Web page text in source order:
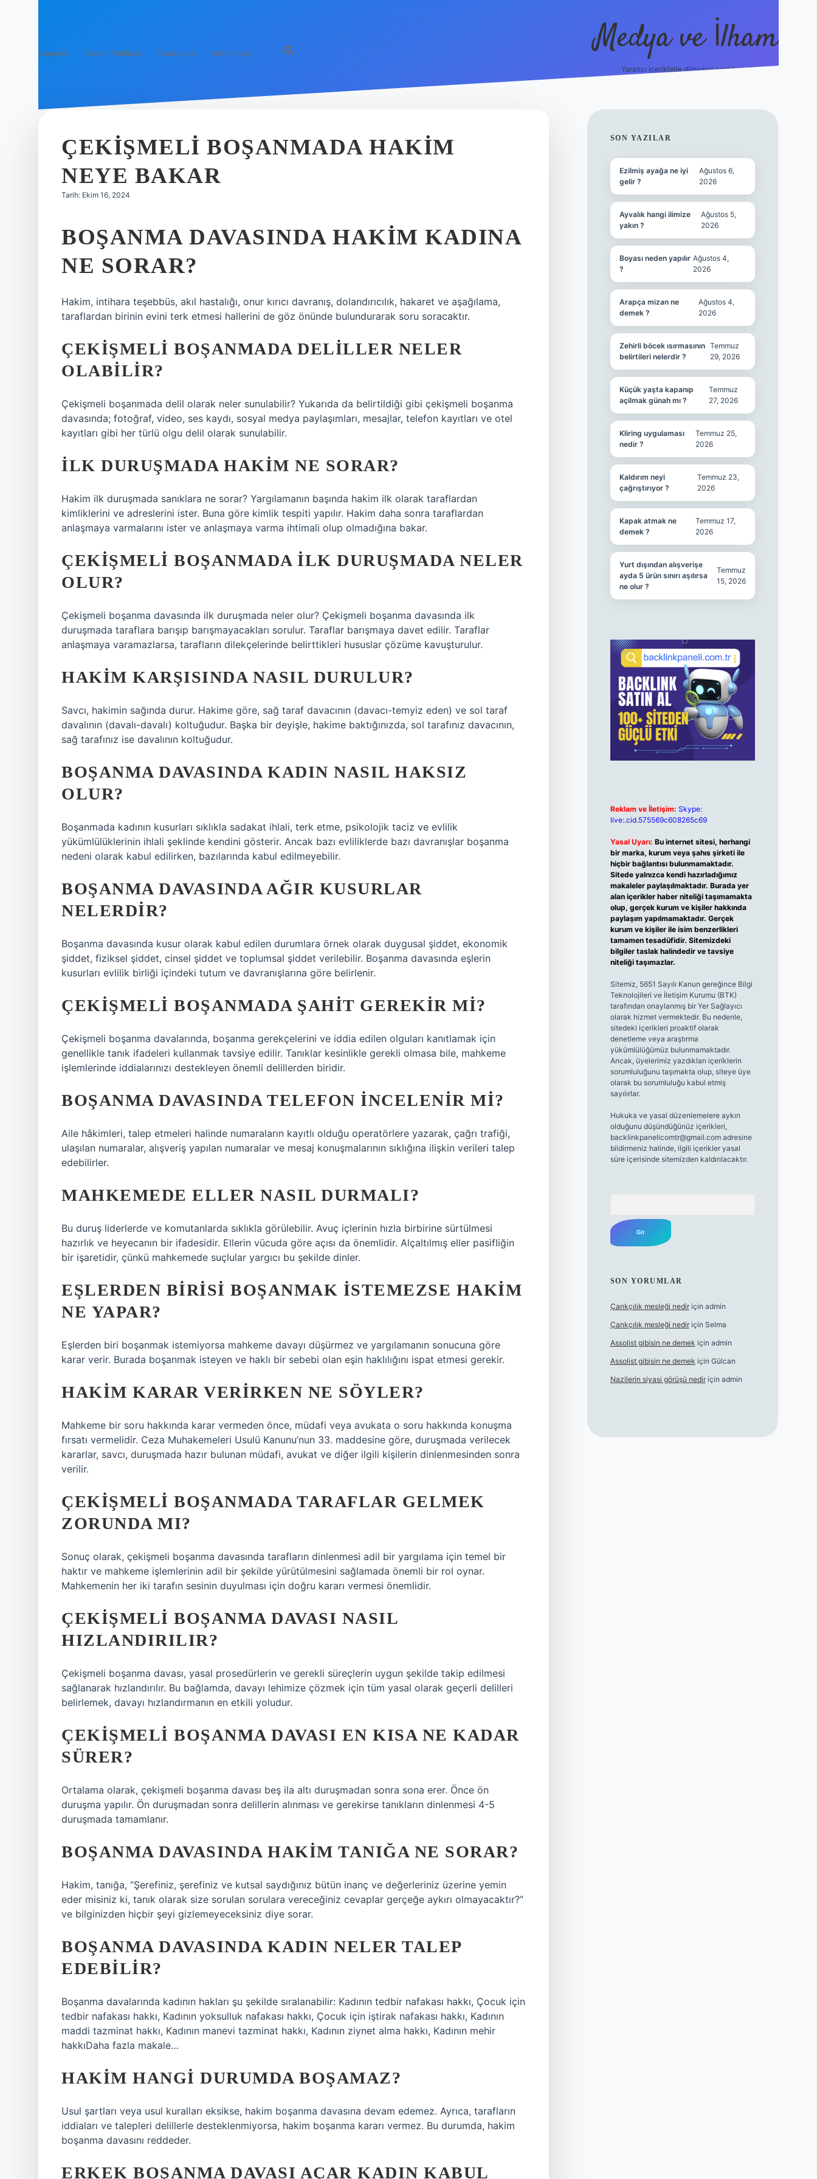
Anasayfa Gizlilik Politikası Yasal Uyarı Hakkımızda Medya ve İlham
Yaratıcı içeriklerle dünyaya yeni bakış!
ÇEKIŞMELI BOŞANMADA HAKIM
NEYE BAKAR
Tarih: Ekim 16, 2024
BOŞANMA DAVASINDA HAKIM KADINA
NE SORAR?
Hakim, intihara teşebbüs, akıl hastalığı, onur kırıcı davranış, dolandırıcılık, hakaret ve aşağılama,
taraflardan birinin evini terk etmesi hallerini de göz önünde bulundurarak soru soracaktır.
ÇEKIŞMELI BOŞANMADA DELILLER NELER
OLABILIR?
Çekişmeli boşanmada delil olarak neler sunulabilir? Yukarıda da belirtildiği gibi çekişmeli boşanma
davasında; fotoğraf, video, ses kaydı, sosyal medya paylaşımları, mesajlar, telefon kayıtları ve otel
kayıtları gibi her türlü olgu delil olarak sunulabilir.
İLK DURUŞMADA HAKIM NE SORAR?
Hakim ilk duruşmada sanıklara ne sorar? Yargılamanın başında hakim ilk olarak taraflardan
kimliklerini ve adreslerini ister. Buna göre kimlik tespiti yapılır. Hakim daha sonra taraflardan
anlaşmaya varmalarını ister ve anlaşmaya varma ihtimali olup olmadığına bakar.
ÇEKIŞMELI BOŞANMADA ILK DURUŞMADA NELER
OLUR?
Çekişmeli boşanma davasında ilk duruşmada neler olur? Çekişmeli boşanma davasında ilk
duruşmada taraflara barışıp barışmayacakları sorulur. Taraflar barışmaya davet edilir. Taraflar
anlaşmaya varamazlarsa, tarafların dilekçelerinde belirttikleri hususlar çözüme kavuşturulur.
HAKIM KARŞISINDA NASIL DURULUR?
Savcı, hakimin sağında durur. Hakime göre, sağ taraf davacının (davacı-temyiz eden) ve sol taraf
davalının (davalı-davalı) koltuğudur. Başka bir deyişle, hakime baktığınızda, sol tarafınız davacının,
sağ tarafınız ise davalının koltuğudur.
BOŞANMA DAVASINDA KADIN NASIL HAKSIZ
OLUR?
Boşanmada kadının kusurları sıklıkla sadakat ihlali, terk etme, psikolojik taciz ve evlilik
yükümlülüklerinin ihlali şeklinde kendini gösterir. Ancak bazı evliliklerde bazı davranışlar boşanma
nedeni olarak kabul edilirken, bazılarında kabul edilmeyebilir.
BOŞANMA DAVASINDA AĞIR KUSURLAR
NELERDIR?
Boşanma davasında kusur olarak kabul edilen durumlara örnek olarak duygusal şiddet, ekonomik
şiddet, fiziksel şiddet, cinsel şiddet ve toplumsal şiddet verilebilir. Boşanma davasında eşlerin
kusurları evlilik birliği içindeki tutum ve davranışlarına göre belirlenir.
ÇEKIŞMELI BOŞANMADA ŞAHIT GEREKIR MI?
Çekişmeli boşanma davalarında, boşanma gerekçelerini ve iddia edilen olguları kanıtlamak için
genellikle tanık ifadeleri kullanmak tavsiye edilir. Tanıklar kesinlikle gerekli olmasa bile, mahkeme
işlemlerinde iddialarınızı destekleyen önemli delillerden biridir.
BOŞANMA DAVASINDA TELEFON INCELENIR MI?
Aile hâkimleri, talep etmeleri halinde numaraların kayıtlı olduğu operatörlere yazarak, çağrı trafiği,
ulaşılan numaralar, alışveriş yapılan numaralar ve mesaj konuşmalarının sıklığına ilişkin verileri talep
edebilirler.
MAHKEMEDE ELLER NASIL DURMALI?
Bu duruş liderlerde ve komutanlarda sıklıkla görülebilir. Avuç içlerinin hızla birbirine sürtülmesi
hazırlık ve heyecanın bir ifadesidir. Ellerin vücuda göre açısı da önemlidir. Alçaltılmış eller pasifliğin
bir işaretidir, çünkü mahkemede suçlular yargıcı bu şekilde dinler.
EŞLERDEN BIRISI BOŞANMAK ISTEMEZSE HAKIM
NE YAPAR?
Eşlerden biri boşanmak istemiyorsa mahkeme davayı düşürmez ve yargılamanın sonucuna göre
karar verir. Burada boşanmak isteyen ve haklı bir sebebi olan eşin haklılığını ispat etmesi gerekir.
HAKIM KARAR VERIRKEN NE SÖYLER?
Mahkeme bir soru hakkında karar vermeden önce, müdafi veya avukata o soru hakkında konuşma
fırsatı vermelidir. Ceza Muhakemeleri Usulü Kanunu’nun 33. maddesine göre, duruşmada verilecek
kararlar, savcı, duruşmada hazır bulunan müdafi, avukat ve diğer ilgili kişilerin dinlenmesinden sonra
verilir.
ÇEKIŞMELI BOŞANMADA TARAFLAR GELMEK
ZORUNDA MI?
Sonuç olarak, çekişmeli boşanma davasında tarafların dinlenmesi adil bir yargılama için temel bir
haktır ve mahkeme işlemlerinin adil bir şekilde yürütülmesini sağlamada önemli bir rol oynar.
Mahkemenin her iki tarafın sesinin duyulması için doğru kararı vermesi önemlidir.
ÇEKIŞMELI BOŞANMA DAVASI NASIL
HIZLANDIRILIR?
Çekişmeli boşanma davası, yasal prosedürlerin ve gerekli süreçlerin uygun şekilde takip edilmesi
sağlanarak hızlandırılır. Bu bağlamda, davayı lehimize çözmek için tüm yasal olarak geçerli delilleri
belirlemek, davayı hızlandırmanın en etkili yoludur.
ÇEKIŞMELI BOŞANMA DAVASI EN KISA NE KADAR
SÜRER?
Ortalama olarak, çekişmeli boşanma davası beş ila altı duruşmadan sonra sona erer. Önce ön
duruşma yapılır. Ön duruşmadan sonra delillerin alınması ve gerekirse tanıkların dinlenmesi 4-5
duruşmada tamamlanır.
BOŞANMA DAVASINDA HAKIM TANIĞA NE SORAR?
Hakim, tanığa, “Şerefiniz, şerefiniz ve kutsal saydığınız bütün inanç ve değerleriniz üzerine yemin
eder misiniz ki, tanık olarak size sorulan sorulara vereceğiniz cevaplar gerçeğe aykırı olmayacaktır?”
ve bilginizden hiçbir şeyi gizlemeyeceksiniz diye sorar.
BOŞANMA DAVASINDA KADIN NELER TALEP
EDEBILIR?
Boşanma davalarında kadının hakları şu şekilde sıralanabilir: Kadının tedbir nafakası hakkı, Çocuk için
tedbir nafakası hakkı, Kadının yoksulluk nafakası hakkı, Çocuk için iştirak nafakası hakkı, Kadının
maddi tazminat hakkı, Kadının manevi tazminat hakkı, Kadının ziynet alma hakkı, Kadının mehir
hakkıDaha fazla makale…
HAKIM HANGI DURUMDA BOŞAMAZ?
Usul şartları veya usul kuralları eksikse, hakim boşanma davasına devam edemez. Ayrıca, tarafların
iddiaları ve talepleri delillerle desteklenmiyorsa, hakim boşanma kararı vermez. Bu durumda, hakim
boşanma davasını reddeder.
ERKEK BOŞANMA DAVASI AÇAR KADIN KABUL
SIDEBAR
SON YAZILAR
Ezilmiş ayağa ne iyi
gelir ?
Ağustos 6,
2026
Ayvalık hangi ilimize
yakın ?
Ağustos 5,
2026
Boyası neden yapılır
?
Ağustos 4,
2026
Arapça mizan ne
demek ?
Ağustos 4,
2026
Zehirli böcek ısırmasının
belirtileri nelerdir ?
Temmuz
29, 2026
Küçük yaşta kapanıp
açilmak günah mı ?
Temmuz
27, 2026
Kliring uygulaması
nedir ?
Temmuz 25,
2026
Kaldırım neyi
çağrıştırıyor ?
Temmuz 23,
2026
Kapak atmak ne
demek ?
Temmuz 17,
2026
Yurt dışından alışverişe
ayda 5 ürün sınırı aşılırsa
ne olur ?
Temmuz
15, 2026
Reklam ve İletişim: Skype:
live:.cid.575569c608265c69
Yasal Uyarı: Bu internet sitesi, herhangi
bir marka, kurum veya şahıs şirketi ile
hiçbir bağlantısı bulunmamaktadır.
Sitede yalnızca kendi hazırladığımız
makaleler paylaşılmaktadır. Burada yer
alan içerikler haber niteliği taşımamakta
olup, gerçek kurum ve kişiler hakkında
paylaşım yapılmamaktadır. Gerçek
kurum ve kişiler ile isim benzerlikleri
tamamen tesadüfidir. Sitemizdeki
bilgiler taslak halindedir ve tavsiye
niteliği taşımazlar.
Sitemiz, 5651 Sayılı Kanun gereğince Bilgi
Teknolojileri ve İletişim Kurumu (BTK)
tarafından onaylanmış bir Yer Sağlayıcı
olarak hizmet vermektedir. Bu nedenle,
sitedeki içerikleri proaktif olarak
denetleme veya araştırma
yükümlülüğümüz bulunmamaktadır.
Ancak, üyelerimiz yazdıkları içeriklerin
sorumluluğunu taşımakta olup, siteye üye
olarak bu sorumluluğu kabul etmiş
sayılırlar.
Hukuka ve yasal düzenlemelere aykırı
olduğunu düşündüğünüz içerikleri,
backlinkpanelicomtr@gmail.comadresine
bildirmeniz halinde, ilgili içerikler yasal
süre içerisinde sitemizden kaldırılacaktır.
SON YORUMLAR
Çarıkçılık mesleği nediriçin admin
Çarıkçılık mesleği nediriçin Selma
Assolist gibisin ne demek için admin
Assolist gibisin ne demek için Gülcan
Nazilerin siyasi görüşü nediriçin admin
vdcasino yeni giriş https://